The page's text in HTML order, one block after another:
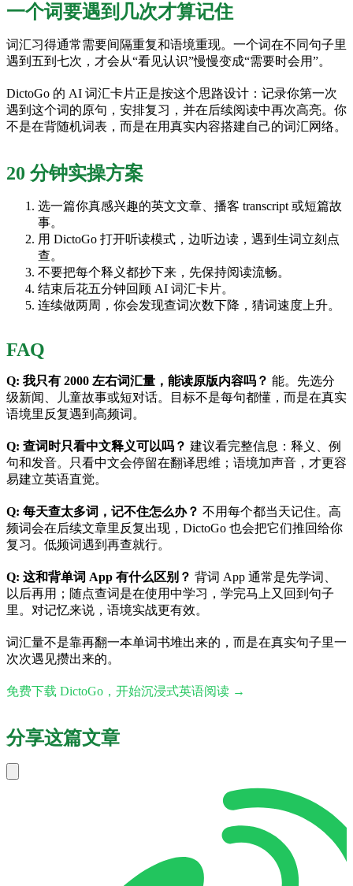
一个词要遇到几次才算记住
词汇习得通常需要间隔重复和语境重现。一个词在不同句子里
遇到五到七次，才会从“看见认识”慢慢变成“需要时会用”。
DictoGo 的 AI 词汇卡片正是按这个思路设计：记录你第一次
遇到这个词的原句，安排复习，并在后续阅读中再次高亮。你
不是在背随机词表，而是在用真实内容搭建自己的词汇网络。
20 分钟实操方案
选一篇你真感兴趣的英文文章、播客 transcript 或短篇故
事。
用 DictoGo 打开听读模式，边听边读，遇到生词立刻点
查。
不要把每个释义都抄下来，先保持阅读流畅。
结束后花五分钟回顾 AI 词汇卡片。
连续做两周，你会发现查词次数下降，猜词速度上升。
FAQ
Q: 我只有 2000 左右词汇量，能读原版内容吗？ 能。先选分
级新闻、儿童故事或短对话。目标不是每句都懂，而是在真实
语境里反复遇到高频词。
Q: 查词时只看中文释义可以吗？ 建议看完整信息：释义、例
句和发音。只看中文会停留在翻译思维；语境加声音，才更容
易建立英语直觉。
Q: 每天查太多词，记不住怎么办？ 不用每个都当天记住。高
频词会在后续文章里反复出现，DictoGo 也会把它们推回给你
复习。低频词遇到再查就行。
Q: 这和背单词 App 有什么区别？ 背词 App 通常是先学词、
以后再用；随点查词是在使用中学习，学完马上又回到句子
里。对记忆来说，语境实战更有效。
词汇量不是靠再翻一本单词书堆出来的，而是在真实句子里一
次次遇见攒出来的。
免费下载 DictoGo，开始沉浸式英语阅读 →
分享这篇文章